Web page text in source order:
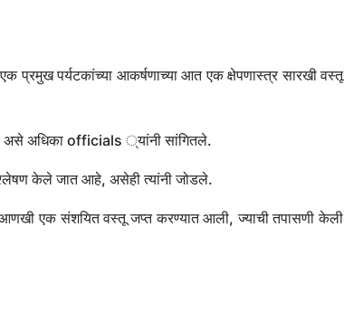
प्रमुख पर्यटकांच्या आकर्षणाच्या आत एक क्षेपणास्त्र सारखी वस्तू
असे अधिका officials ्यांनी सांगितले.
केले जात आहे, असेही त्यांनी जोडले.
आणखी एक संशयित वस्तू जप्त करण्यात आली, ज्याची तपासणी केली